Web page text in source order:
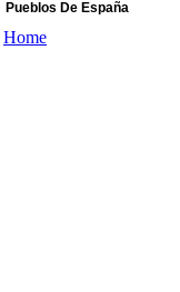
Pueblos De España
Home